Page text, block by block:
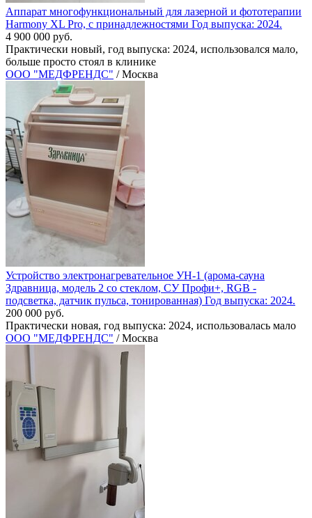
Аппарат многофункциональный для лазерной и фототерапии
Harmony XL Pro, с принадлежностями Год выпуска: 2024.
4 900 000 руб.
Практически новый, год выпуска: 2024, использовался мало,
больше просто стоял в клинике
ООО "МЕДФРЕНДС" / Москва
Устройство электронагревательное УН-1 (арома-сауна
Здравница, модель 2 со стеклом, СУ Профи+, RGB -
подсветка, датчик пульса, тонированная) Год выпуска: 2024.
200 000 руб.
Практически новая, год выпуска: 2024, использовалась мало
ООО "МЕДФРЕНДС" / Москва